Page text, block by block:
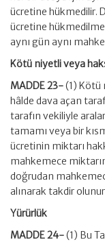
ücretine hükmedilir.
ücretine
aynı gün aynı
Kötü niyetli veya
MADDE 23-(1) Kötü
hâlde dava açan
tarafın vekiliyle
tamamı veya bir
ücretinin miktarı
mahkemece
doğrudan
alınarak takdir
Yürürlük
MADDE 24-(1) Bu